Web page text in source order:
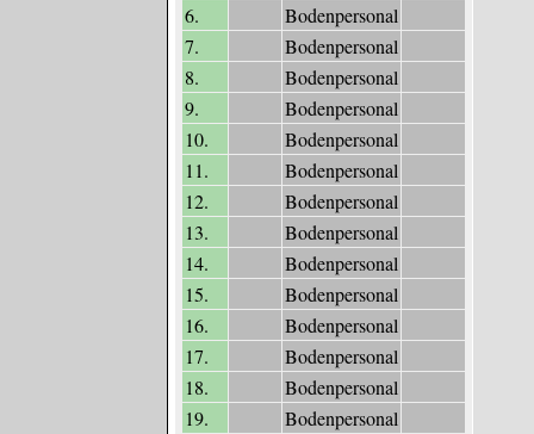
6.
Bodenpersonal
7.
Bodenpersonal
8.
Bodenpersonal
9.
Bodenpersonal
10.
Bodenpersonal
11.
Bodenpersonal
12.
Bodenpersonal
13.
Bodenpersonal
14.
Bodenpersonal
15.
Bodenpersonal
16.
Bodenpersonal
17.
Bodenpersonal
18.
Bodenpersonal
19.
Bodenpersonal